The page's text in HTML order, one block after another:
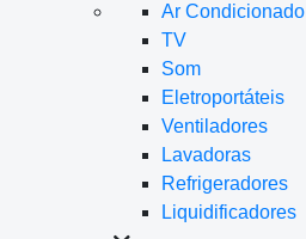
Ar Condicionado
TV
Som
Eletroportáteis
Ventiladores
Lavadoras
Refrigeradores
Liquidificadores